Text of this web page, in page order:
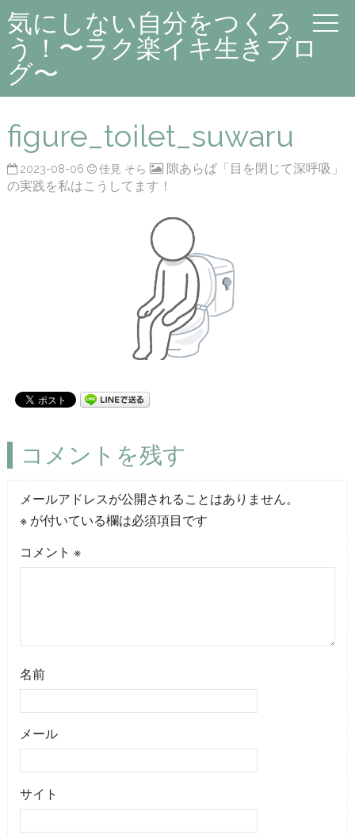
気にしない自分をつくろ
う！〜ラク楽イキ生きブロ
グ〜
figure_toilet_suwaru
2023-08-06 佳見 そら
隙あらば「目を閉じて深呼吸」
の実践を私はこうしてます！
コメントを残す
メールアドレスが公開されることはありません。
※が付いている欄は必須項目です
コメント ※
名前
メール
サイト